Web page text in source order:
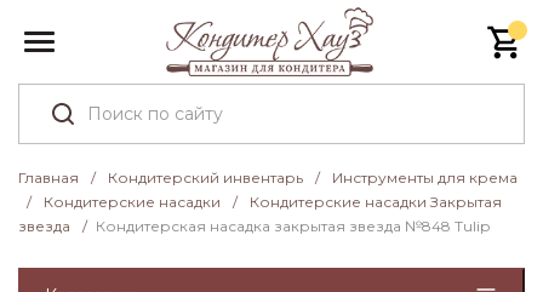
Главная / Кондитерский инвентарь /
Инструменты для крема
/
Кондитерские насадки /
Кондитерские насадки Закрытая
звезда
/ Кондитерская насадка закрытая звезда №848 Tulip